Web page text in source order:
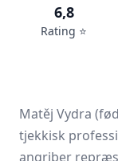
6,8
Rating ⭐️
Matěj Vydra
tjekkisk
angriber